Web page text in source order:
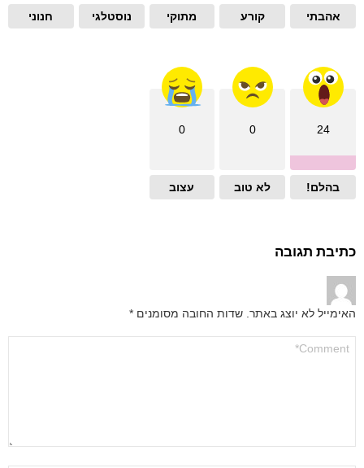
אהבתי קורע מתוקי נוסטלגי חנוני
24
בהלם!
0
לא טוב
0
עצוב
כתיבת תגובה
האימייל לא יוצג באתר. שדות החובה מסומנים *
התגובה
שלך